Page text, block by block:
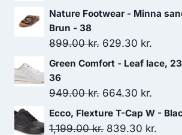
oprindelige
var:
799.00 kr..
Nature Footwear - Minna
Brun - 38
899.00kr. Den
oprindelige
var:
899.00 kr..
629.30 kr.
Green Comfort - Leaf lace,
36
949.00kr. Den
oprindelige
pris
664.30 kr.
pris
Ecco, Flexture T-Cap W -
1,199.00kr. Den
839.30 kr.